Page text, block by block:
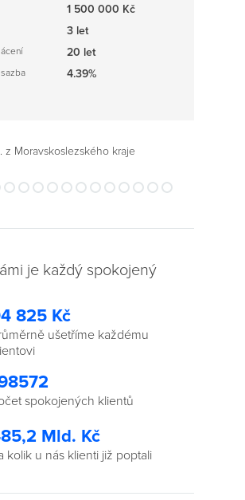
1 500 000 Kč
3 let
20 let
4.39%
z Moravskoslezského kraje
je každý spokojený
825 Kč
ušetříme každému
spokojených klientů
Mld. Kč
kolik u nás klienti již poptali